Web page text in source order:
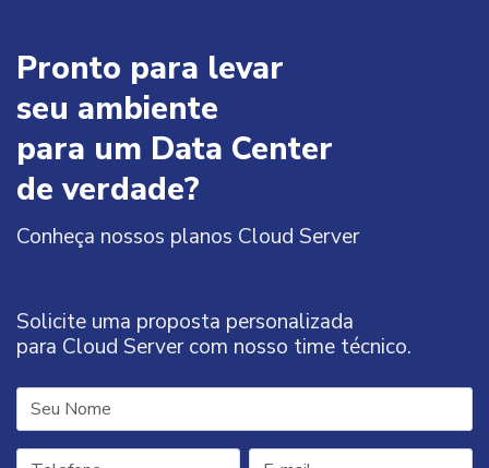
Pronto para levar
seu ambiente
para um Data Center
de verdade?
Conheça nossos planos Cloud Server
Solicite uma proposta personalizada
para Cloud Server com nosso time técnico.